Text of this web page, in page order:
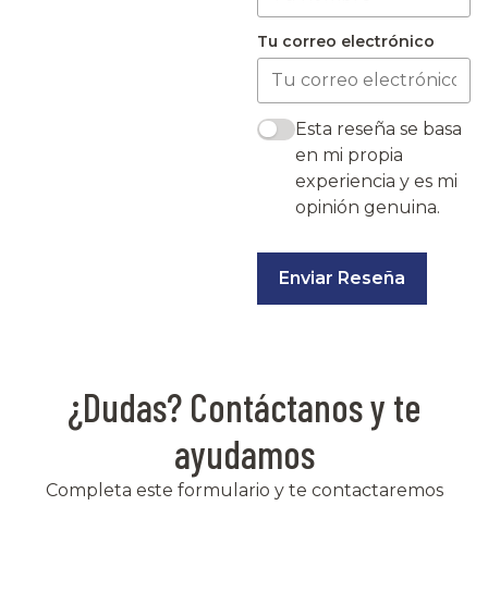
Tu correo electrónico
Esta reseña se basa
en mi propia
experiencia y es mi
opinión genuina.
Enviar Reseña
¿Dudas? Contáctanos y te
ayudamos
Completa este formulario y te contactaremos